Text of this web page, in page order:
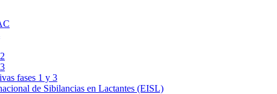
fases 1 y 3
de Sibilancias en Lactantes (EISL)